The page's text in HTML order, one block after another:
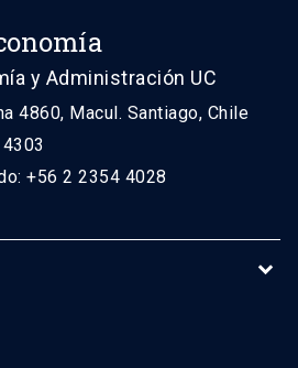
y Administración UC
4860, Macul. Santiago, Chile
+56 2 2354 4028